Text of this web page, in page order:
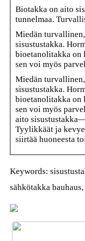
Biotakka on aito
tunnelmaa.
Miedän
sisustustakka.
bioetanolitakka on
sen voi myös
Miedän
sisustustakka.
bioetanolitakka on
sen voi myös
aito
Tyylikkäät ja
siirtää huoneesta
Keywords:
sähkötakka